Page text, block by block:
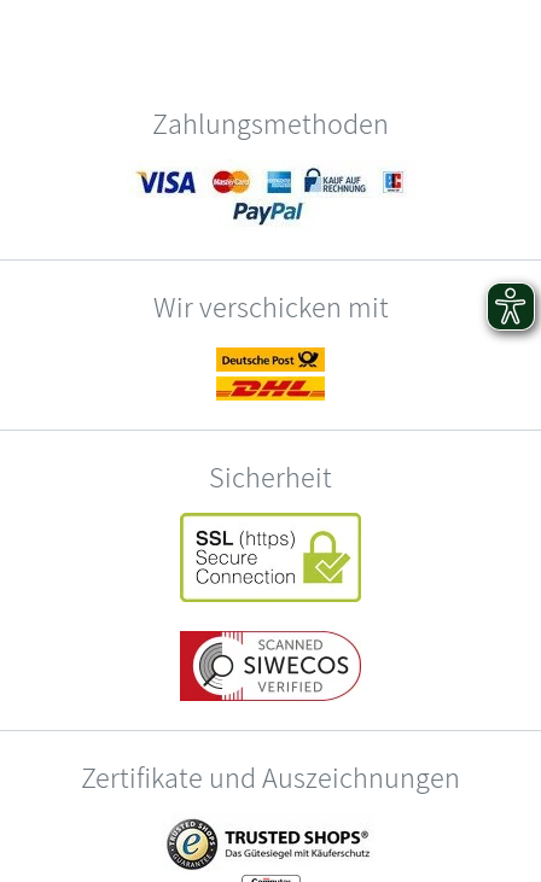
Zahlungsmethoden
Wir verschicken mit
Sicherheit
Zertifikate und Auszeichnungen